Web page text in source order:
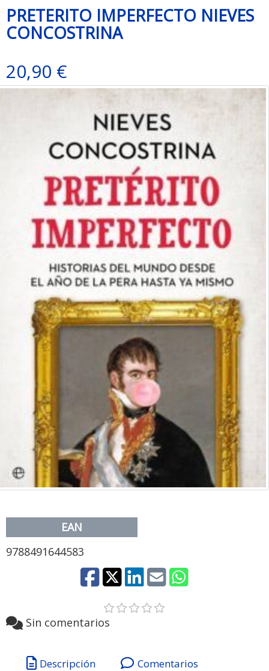
PRETERITO IMPERFECTO NIEVES
CONCOSTRINA
20,90 €
EAN
9788491644583
Sin comentarios
Descripción Comentarios